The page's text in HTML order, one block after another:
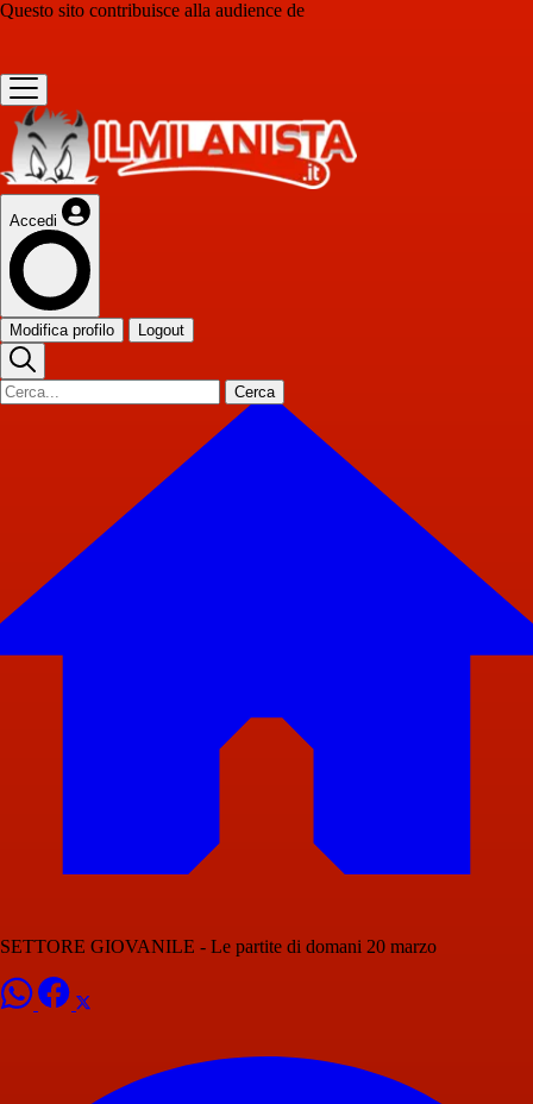
Questo sito contribuisce alla audience de
Accedi
Modifica profilo Logout
Cerca
SETTORE GIOVANILE - Le partite di domani 20 marzo